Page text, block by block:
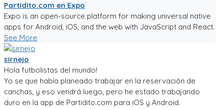
Partidito.com en Expo
Expo is an open-source platform for making universal native
apps for Android, iOS, and the web with JavaScript and React.
See More
sirnejo
Hola futbolistas del mundo!
Yo se que había planeado trabajar en la reservación de
canchas, y eso vendrá luego, pero he estado trabajando
duro en la app de Partidito.com para iOS y Android.